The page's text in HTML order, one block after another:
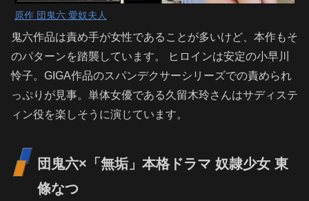
原作 団鬼六 愛奴夫人
鬼六作品は責め手が女性であることが多いけど、本作もそ
のパターンを踏襲しています。 ヒロインは安定の小早川
怜子。GIGA作品のスパンデクサーシリーズでの責められ
っぷりが見事。単体女優である久留木玲さんはサディステ
ィン役を楽しそうに演じています。
団鬼六×「無垢」本格ドラマ 奴隷少女 東
條なつ